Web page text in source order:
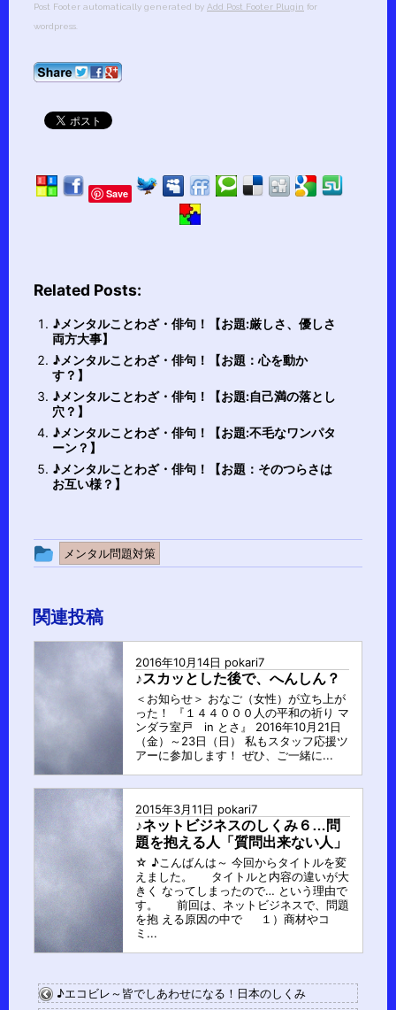
Post Footer automatically generated by Add Post Footer Plugin for
wordpress.
Save
Related Posts:
♪メンタルことわざ・俳句！【お題:厳しさ、優しさ
両方大事】
♪メンタルことわざ・俳句！【お題：心を動か
す？】
♪メンタルことわざ・俳句！【お題:自己満の落とし
穴？】
♪メンタルことわざ・俳句！【お題:不毛なワンパタ
ーン？】
♪メンタルことわざ・俳句！【お題：そのつらさは
お互い様？】
投
ル
ー
メンタル問題対策
関連投稿
2016年10月14日 pokari7
♪スカッとした後で、へんしん？
＜お知らせ＞ おなご（女性）が立ち上が
った！ 『１４４０００人の平和の祈り マ
ンダラ室戸 in とさ』 2016年10月21日
（金）～23日（日） 私もスタッフ応援ツ
アーに参加します！ ぜひ、ご一緒に...
2015年3月11日 pokari7
♪ネットビジネスのしくみ６…問
題を抱える人「質問出来ない人」
☆ ♪こんばんは～ 今回からタイトルを変
えました。 タイトルと内容の違いが大
きく なってしまったので… という理由で
す。 前回は、ネットビジネスで、問題
を抱 える原因の中で １）商材やコ
ミ...
♪エコビレ～皆でしあわせになる！日本のしくみ